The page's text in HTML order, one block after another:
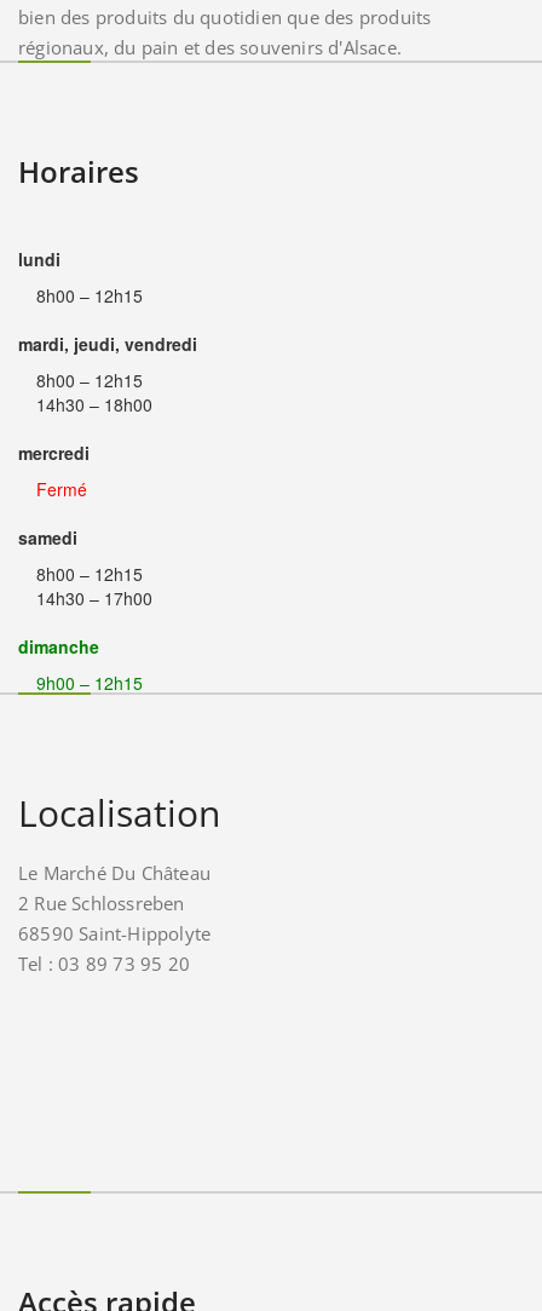
bien des produits du quotidien que des produits
régionaux, du pain et des souvenirs d'Alsace.
Horaires
lundi
8h00 – 12h15
mardi, jeudi, vendredi
8h00 – 12h15
14h30 – 18h00
mercredi
Fermé
samedi
8h00 – 12h15
14h30 – 17h00
dimanche
9h00 – 12h15
Localisation
Le Marché Du Château
2 Rue Schlossreben
68590 Saint-Hippolyte
Tel : 03 89 73 95 20
Accès rapide